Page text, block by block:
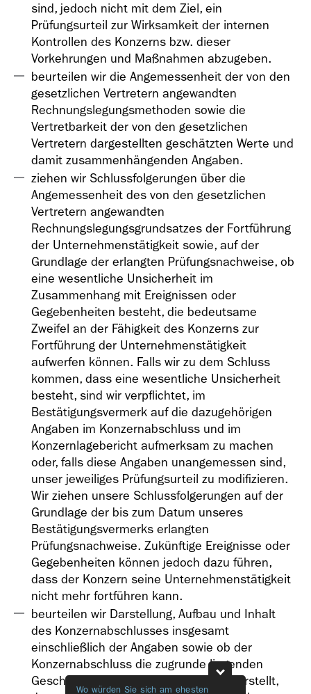
sind, jedoch nicht mit dem Ziel, ein
Prüfungsurteil zur Wirksamkeit der internen
Kontrollen des Konzerns bzw. dieser
Vorkehrungen und Maßnahmen abzugeben.
beurteilen wir die Angemessenheit der von den
gesetzlichen Vertretern angewandten
Rechnungslegungsmethoden sowie die
Vertretbarkeit der von den gesetzlichen
Vertretern dargestellten geschätzten Werte und
damit zusammenhängenden Angaben.
ziehen wir Schlussfolgerungen über die
Angemessenheit des von den gesetzlichen
Vertretern angewandten
Rechnungslegungsgrundsatzes der Fortführung
der Unternehmenstätigkeit sowie, auf der
Grundlage der erlangten Prüfungsnachweise, ob
eine wesentliche Unsicherheit im
Zusammenhang mit Ereignissen oder
Gegebenheiten besteht, die bedeutsame
Zweifel an der Fähigkeit des Konzerns zur
Fortführung der Unternehmenstätigkeit
aufwerfen können. Falls wir zu dem Schluss
kommen, dass eine wesentliche Unsicherheit
besteht, sind wir verpflichtet, im
Bestätigungsvermerk auf die dazugehörigen
Angaben im Konzernabschluss und im
Konzernlagebericht aufmerksam zu machen
oder, falls diese Angaben unangemessen sind,
unser jeweiliges Prüfungsurteil zu modifizieren.
Wir ziehen unsere Schlussfolgerungen auf der
Grundlage der bis zum Datum unseres
Bestätigungsvermerks erlangten
Prüfungsnachweise. Zukünftige Ereignisse oder
Gegebenheiten können jedoch dazu führen,
dass der Konzern seine Unternehmenstätigkeit
nicht mehr fortführen kann.
beurteilen wir Darstellung, Aufbau und Inhalt
des Konzernabschlusses insgesamt
einschließlich der Angaben sowie ob der
Konzernabschluss die zugrunde liegenden
Geschäftsvorfälle und Ereignisse so darstellt,
Wo würden Sie sich am ehesten